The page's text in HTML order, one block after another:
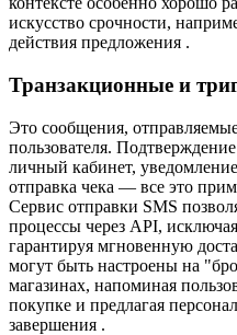
искусство срочности,
действия предложения .
Транзакционные и
Это сообщения,
пользователя.
личный кабинет,
отправка чека — все это
Сервис отправки SMS
процессы через API,
гарантируя мгновенную
могут быть настроены на
магазинах, напоминая
покупке и предлагая
завершения .